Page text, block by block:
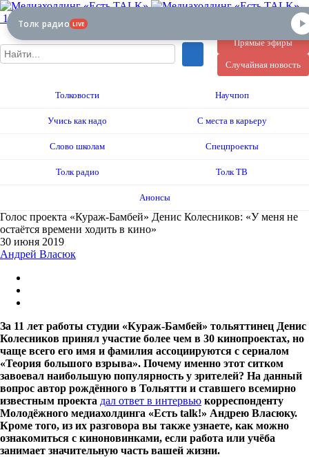
12+
Прямые эфиры
Случайная новость
Толковости Научпоп
Учись как надо С места в карьеру
Слово школам Спецпроекты
Толк радио Толк ТВ
Анонсы
Голос проекта «Кураж-Бамбей» Денис Колесников: «У меня не
остаётся времени ходить в кино»
30 июня 2019
Андрей Власюк
За 11 лет работы студии «Кураж-Бамбей» тольяттинец Денис
Колесников принял участие более чем в 30 кинопроектах, но
чаще всего его имя и фамилия ассоциируются с сериалом
«Теория большого взрыва». Почему именно этот ситком
завоевал наибольшую популярность у зрителей? На данный
вопрос автор рождённого в Тольятти и ставшего всемирно
известным проекта дал ответ в интервью корреспонденту
Молодёжного медиахолдинга «Есть talk!» Андрею Власюку.
Кроме того, из их разговора вы также узнаете, как можно
ознакомиться с киноновинками, если работа или учёба
занимает значительную часть вашей жизни.
Толк радио LIVE